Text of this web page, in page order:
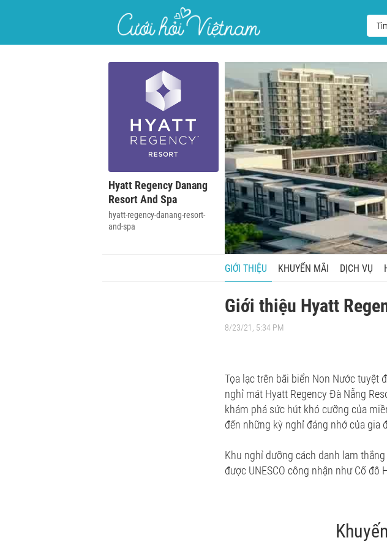
Hyatt Regency Danang
Resort And Spa
hyatt-regency-danang-resort-
and-spa
GIỚI THIỆU KHUYẾN MÃI DỊCH VỤ
Giới thiệu Hyatt
8/23/21, 5:34 PM
Tọa lạc trên bãi biển Non Nước tuyệt
nghỉ mát Hyatt Regency Đà Nẵng
khám phá sức hút khó cưỡng của
đến những kỳ nghỉ đáng nhớ của gia
Khu nghỉ dưỡng cách danh lam
được UNESCO công nhận như Cố đô